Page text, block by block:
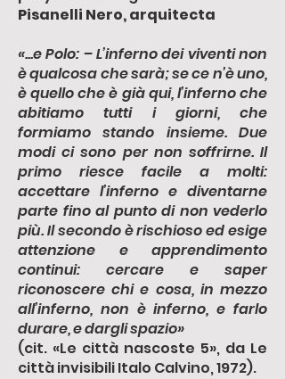
Pisanelli Nero, arquitecta
«...ePolo: – L’inferno dei viventi non
è qualcosa che sarà; se ce n’è uno,
è quello che è già qui, l’inferno che
abitiamo tutti i giorni, che
formiamo stando insieme. Due
modi ci sono per non soffrirne. Il
primo riesce facile a molti:
accettare l’inferno e diventarne
parte fino al punto di non vederlo
più. Il secondo è rischioso ed esige
attenzione e apprendimento
continui: cercare e saper
riconoscere chi e cosa, in mezzo
all’inferno, non è inferno, e farlo
durare, e dargli spazio»
(cit. «Le città nascoste 5», da Le
città invisibili Italo Calvino, 1972).